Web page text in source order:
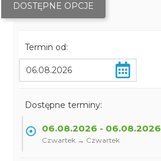
DOSTĘPNE OPCJE
Termin od:
Dostępne terminy:
06.08.2026 - 06.08.2026
Czwartek → Czwartek